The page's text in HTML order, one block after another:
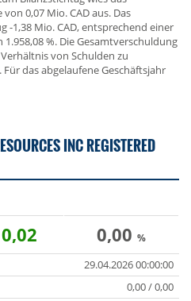
0,07 Mio. CAD aus. Das
-1,38 Mio. CAD, entsprechend einer
%. Die Gesamtverschuldung
von Schulden zu
das abgelaufene Geschäftsjahr
INC REGISTERED
0,02 0,00 %
29.04.2026 00:00:00
0,00 / 0,00